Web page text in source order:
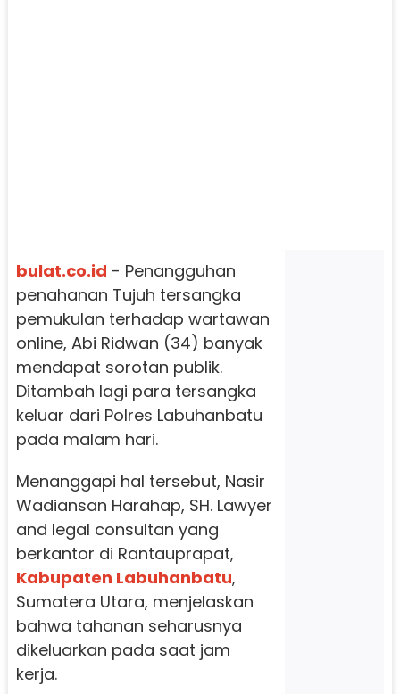
bulat.co.id - Penangguhan
penahanan Tujuh tersangka
pemukulan terhadap wartawan
online, Abi Ridwan (34) banyak
mendapat sorotan publik.
Ditambah lagi para tersangka
keluar dari Polres Labuhanbatu
pada malam hari.
Menanggapi hal tersebut, Nasir
Wadiansan Harahap, SH. Lawyer
and legal consultan yang
berkantor di Rantauprapat,
Kabupaten Labuhanbatu,
Sumatera Utara, menjelaskan
bahwa tahanan seharusnya
dikeluarkan pada saat jam
kerja.